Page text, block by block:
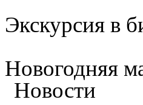
Экскурсия в
Новогодняя
Новости